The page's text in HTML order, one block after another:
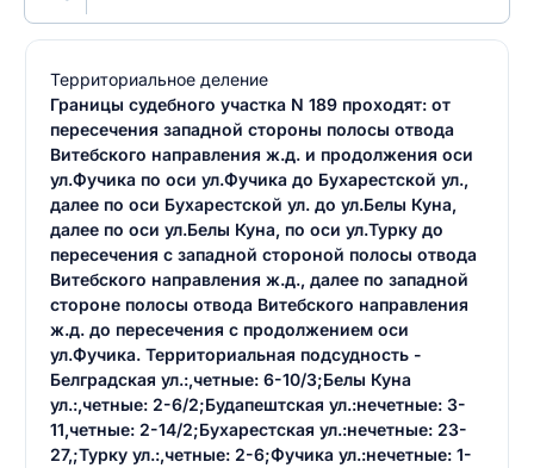
Территориальное деление
Границы судебного участка N 189 проходят: от
пересечения западной стороны полосы отвода
Витебского направления ж.д. и продолжения оси
ул.Фучика по оси ул.Фучика до Бухарестской ул.,
далее по оси Бухарестской ул. до ул.Белы Куна,
далее по оси ул.Белы Куна, по оси ул.Турку до
пересечения с западной стороной полосы отвода
Витебского направления ж.д., далее по западной
стороне полосы отвода Витебского направления
ж.д. до пересечения с продолжением оси
ул.Фучика. Территориальная подсудность -
Белградская ул.:,четные: 6-10/3;Белы Куна
ул.:,четные: 2-6/2;Будапештская ул.:нечетные: 3-
11,четные: 2-14/2;Бухарестская ул.:нечетные: 23-
27,;Турку ул.:,четные: 2-6;Фучика ул.:нечетные: 1-